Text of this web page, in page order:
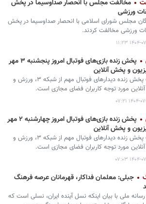
مخالفت مجلس با انحصار صداوسیما در پخش
ورزشی
مجلس شورای اسلامی با انحصار صداوسیما در پخش
ورزشی مخالفت کردند.
۰۹ ۱۱:۲۳
پخش زنده بازی‌های فوتبال امروز پنجشنبه ۳ ‌مهر
و پخش آنلاین
ساعت پخش زنده دیدارهای فوتبال مهم از شبکه ۳، ورزش و
مورد توجه کاربران فضای مجازی است.
۰۳ ۰۷:۲۱
پخش زنده بازی‌های فوتبال امروز چهارشنبه ۲ مهر
و پخش آنلاین
ساعت پخش زنده دیدارهای فوتبال مهم از شبکه ۳، ورزش و
مورد توجه کاربران فضای مجازی است.
۰۲ ۰۷:۰۳
جبلی: معلمان فداکار، قهرمانان عرصه فرهنگ
ملی با بیان اینکه نسل آینده ایران، نسلی است که